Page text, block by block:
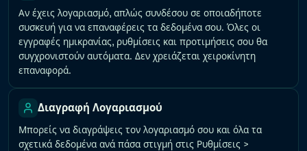
Αν έχεις λογαριασμό, απλώς συνδέσου σε οποιαδήποτε
συσκευή για να επαναφέρεις τα δεδομένα σου. Όλες οι
εγγραφές ημικρανίας, ρυθμίσεις και προτιμήσεις σου θα
συγχρονιστούν αυτόματα. Δεν χρειάζεται χειροκίνητη
επαναφορά.
Διαγραφή Λογαριασμού
Μπορείς να διαγράψεις τον λογαριασμό σου και όλα τα
σχετικά δεδομένα ανά πάσα στιγμή στις Ρυθμίσεις >